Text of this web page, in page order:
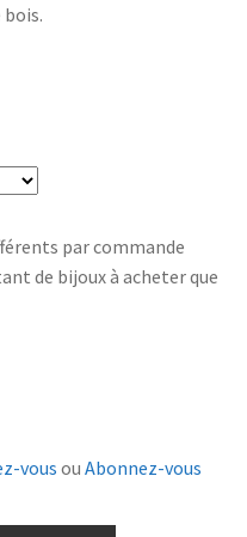
par commande
de bijoux à acheter que
vousou Abonnez-vous